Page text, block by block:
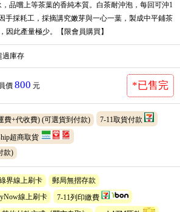
品嚐上等茶葉的香純本質。白茶耐沖泡，每回可沖1
手採耗工，採摘講究嫩芽與一心一葉，製成中平鋪茶
因此產量極少。【限會員購買】
過庫存
價 800 元 *已售完
費+代收費) (可選貨到付款) 7-11取貨付款
超商取貨
款)
界線上刷卡
郵局無摺存款
線上刷卡 7-11列印繳費